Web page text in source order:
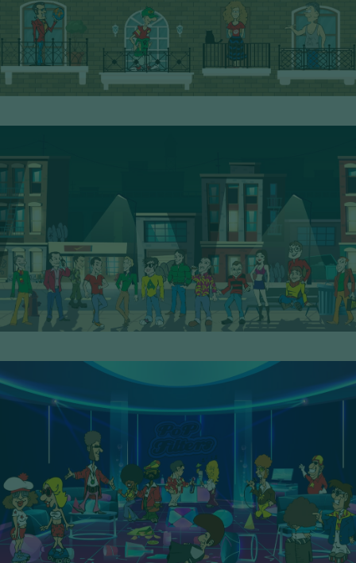
2° Serie - PoP Filters
SCOPRI I PERSONAGGI
3° Serie - PoP Filters
SCOPRI I PERSONAGGI